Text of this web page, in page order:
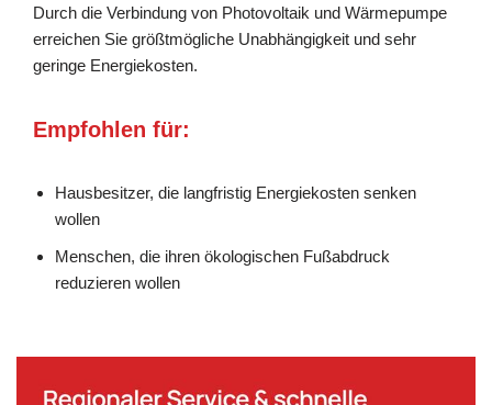
Durch die Verbindung von Photovoltaik und Wärmepumpe
erreichen Sie größtmögliche Unabhängigkeit und sehr
geringe Energiekosten.
Empfohlen für:
Hausbesitzer, die langfristig Energiekosten senken
wollen
Menschen, die ihren ökologischen Fußabdruck
reduzieren wollen